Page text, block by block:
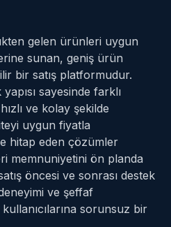
gelen ürünleri uygun
sunan, geniş ürün
bir satış platformudur.
sayesinde farklı
ve kolay şekilde
uygun fiyatla
hitap eden çözümler
memnuniyetini ön planda
öncesi ve sonrası destek
ve şeffaf
sorunsuz bir